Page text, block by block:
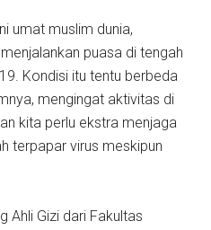
umat muslim dunia,
puasa di tengah
Kondisi itu tentu berbeda
mengingat aktivitas di
kita perlu ekstra menjaga
terpapar virus meskipun
Ahli Gizi dari Fakultas